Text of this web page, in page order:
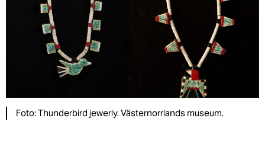
Foto: Thunderbird jewerly. Västernorrlands museum.